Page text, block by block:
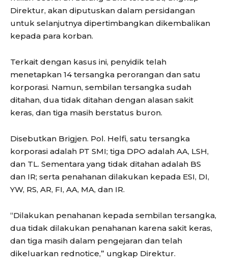
Direktur, akan diputuskan dalam persidangan
untuk selanjutnya dipertimbangkan dikembalikan
kepada para korban.
Terkait dengan kasus ini, penyidik telah
menetapkan 14 tersangka perorangan dan satu
korporasi. Namun, sembilan tersangka sudah
ditahan, dua tidak ditahan dengan alasan sakit
keras, dan tiga masih berstatus buron.
Disebutkan Brigjen. Pol. Helfi, satu tersangka
korporasi adalah PT SMI; tiga DPO adalah AA, LSH,
dan TL. Sementara yang tidak ditahan adalah BS
dan IR; serta penahanan dilakukan kepada ESI, DI,
YW, RS, AR, FI, AA, MA, dan IR.
“Dilakukan penahanan kepada sembilan tersangka,
dua tidak dilakukan penahanan karena sakit keras,
dan tiga masih dalam pengejaran dan telah
dikeluarkan rednotice,” ungkap Direktur.